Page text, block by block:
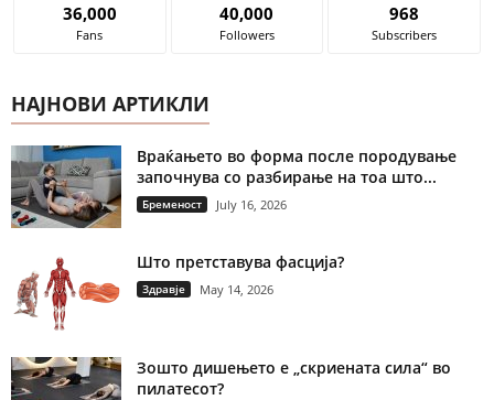
36,000
Fans
40,000
Followers
968
Subscribers
НАЈНОВИ АРТИКЛИ
Враќањето во форма после породување
започнува со разбирање на тоа што...
Бременост July 16, 2026
Што претставува фасција?
Здравје May 14, 2026
Зошто дишењето е „скриената сила“ во
пилатесот?